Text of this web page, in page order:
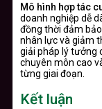
Mô hình hợp tác
doanh nghiệp dễ
đồng thời đảm
nhân lực và giảm
giải pháp lý tưởng
chuyên môn cao
từng giai đoạn.
Kết luận